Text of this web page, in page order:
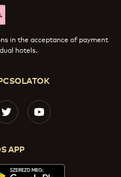
APP
in the acceptance of payment
hotels.